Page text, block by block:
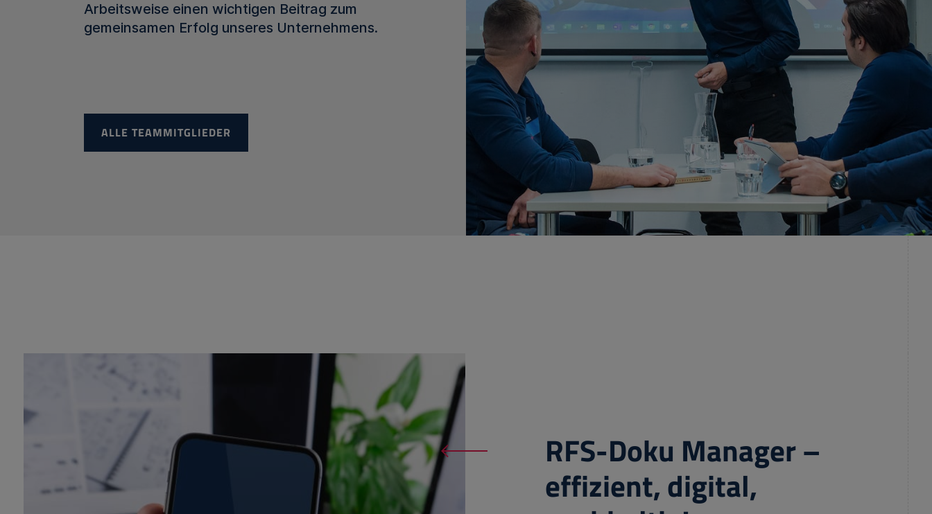
Arbeitsweise einen wichtigen Beitrag zum
gemeinsamen Erfolg unseres Unternehmens.
ALLE TEAMMITGLIEDER
RFS-Doku Manager –
effizient, digital,